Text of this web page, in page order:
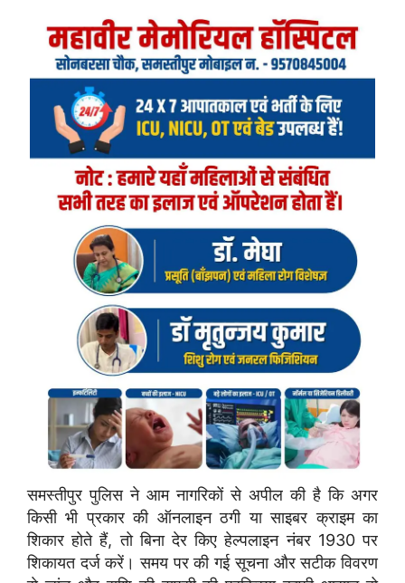
समस्तीपुर पुलिस ने आम नागरिकों से अपील की है कि अगर
किसी भी प्रकार की ऑनलाइन ठगी या साइबर क्राइम का
शिकार होते हैं, तो बिना देर किए हेल्पलाइन नंबर 1930 पर
शिकायत दर्ज करें। समय पर की गई सूचना और सटीक विवरण